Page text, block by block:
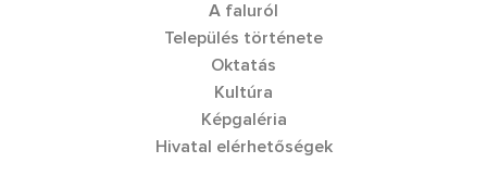
A faluról
Település története
Oktatás
Kultúra
Képgaléria
Hivatal elérhetőségek